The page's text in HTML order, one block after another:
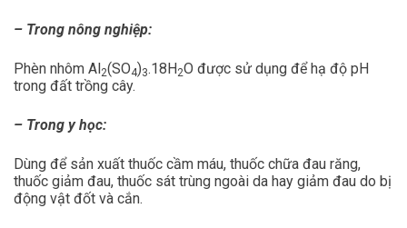
– Trong nông nghiệp:
Phèn nhôm Al2(SO4)3.18H2O được sử dụng để hạ độ pH
trong đất trồng cây.
– Trong y học:
Dùng để sản xuất thuốc cầm máu, thuốc chữa đau răng,
thuốc giảm đau, thuốc sát trùng ngoài da hay giảm đau do bị
động vật đốt và cắn.